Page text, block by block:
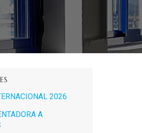
2026
A